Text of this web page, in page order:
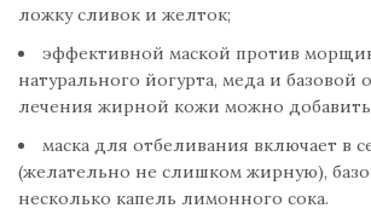
ложку сливок и желток;
эффективной маской против
натурального йогурта, меда и базовой
лечения жирной кожи можно
маска для отбеливания включает в
(желательно не слишком жирную),
несколько капель лимонного сока.